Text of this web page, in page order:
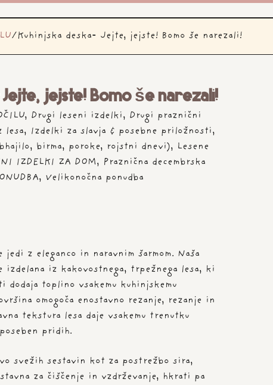
/Kuhinjska deska- Jejte, jejste! Bomo še narezali!
Jejte, jejste! Bomo še narezali!
, Drugi leseni izdelki, Drugi praznični
lesa, Izdelki za slavja & posebne priložnosti,
birma, poroke, rojstni dnevi), Lesene
IZDELKI ZA DOM, Praznična decembrska
, Velikonočna ponudba
z eleganco in naravnim šarmom. Naša
izdelana iz kakovostnega, trpežnega lesa, ki
dodaja toplino vsakemu kuhinjskemu
omogoča enostavno rezanje, rezanje in
tekstura lesa daje vsakemu trenutku
pridih.
svežih sestavin kot za postrežbo sira,
za čiščenje in vzdrževanje, hkrati pa